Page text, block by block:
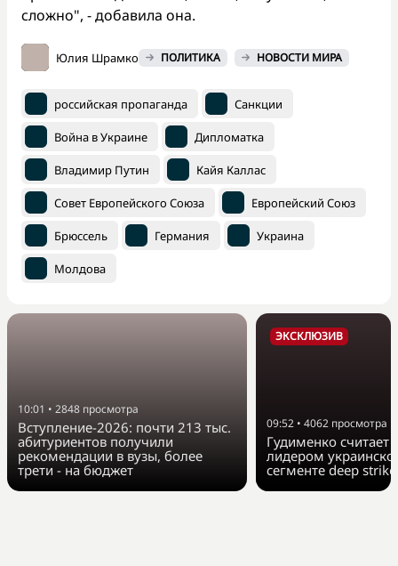
сложно", - добавила она.
Юлия Шрамко ПОЛИТИКА НОВОСТИ МИРА
российская пропаганда Санкции
Война в Украине Дипломатка
Владимир Путин Кайя Каллас
Совет Европейского Союза Европейский Союз
Брюссель Германия Украина
Молдова
10:01 • 2848 просмотра
Вступление-2026: почти 213 тыс.
абитуриентов получили
рекомендации в вузы, более
трети - на бюджет
ЭКСКЛЮЗИВ
09:52 • 4062 просмотра
Гудименко считает
лидером
сегменте deep strike